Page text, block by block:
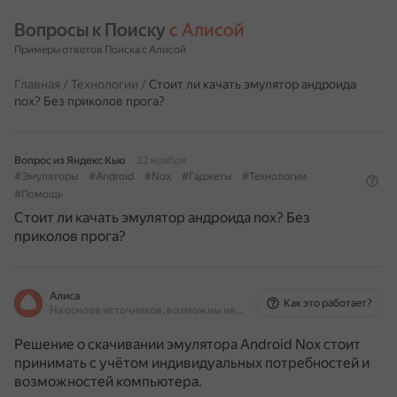
Вопросы к Поиску с Алисой
Примеры ответов Поиска с Алисой
Главная / Технологии / Стоит ли качать эмулятор андроида
nox? Без приколов прога?
Вопрос из Яндекс Кью
22 ноября
#Эмуляторы
#Android #Nox #Гаджеты
#Технологии
#Помощь
Стоит ли качать эмулятор андроида nox? Без
приколов прога?
Алиса
На основе источников, возможны неточности
Как это работает?
Решение о скачивании эмулятора Android Nox стоит
принимать с учётом индивидуальных потребностей и
возможностей компьютера.